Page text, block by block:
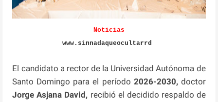
Noticias
www.sinnadaqueocultarrd
El candidato a rector de la Universidad Autónoma de
Santo Domingo para el período 2026-2030,doctor
Jorge Asjana David, recibió el decidido respaldo de